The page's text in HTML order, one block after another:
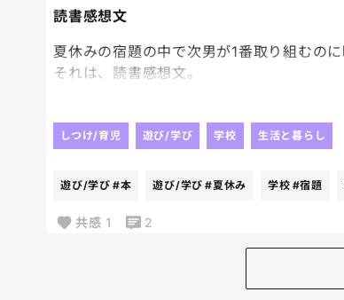
読書感想文
夏休みの宿題の中で次男が1番取り組むのに
それは、読書感想文。
これが本当に苦手分野らしく、まず本を読
読書感想文だから、読者しないと事が進ま
集中できないし、物語が頭に入ってこない
てかそもそも、夏休み開始前に学校で借
しつけ/育児 遊び/学び 学校 生活と暮らし
遊び/学び #本 遊び/学び #夏休み 学校 #宿題
共感 1 2